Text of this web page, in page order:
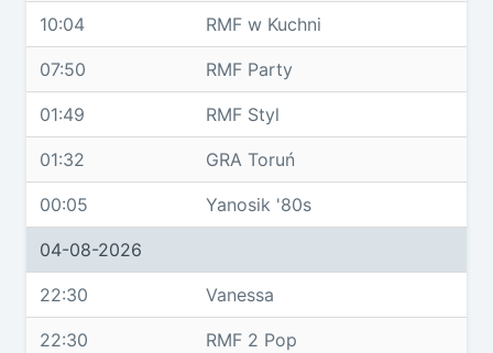
10:04 RMF w Kuchni
07:50 RMF Party
01:49 RMF Styl
01:32 GRA Toruń
00:05 Yanosik '80s
04-08-2026
22:30 Vanessa
22:30 RMF 2 Pop